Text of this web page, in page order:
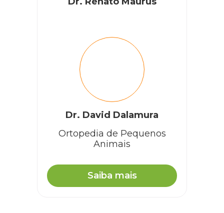
Dr. David Dalamura
Ortopedia de Pequenos
Animais
Saiba mais